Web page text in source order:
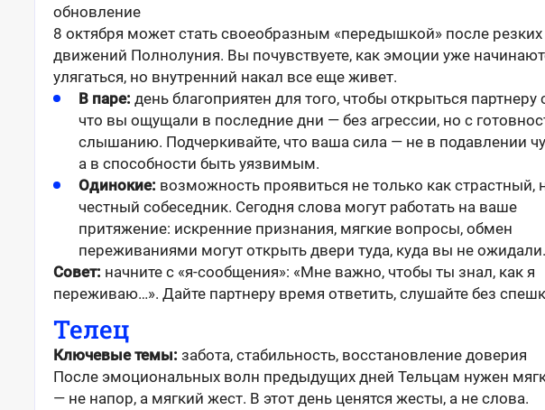
обновление
8 октября может стать своеобразным «передышкой» после резких
движений Полнолуния. Вы почувствуете, как эмоции уже
улягаться, но внутренний накал все еще живет.
В паре: день благоприятен для того, чтобы открыться партнеру
что вы ощущали в последние дни — без агрессии, но с
слышанию. Подчеркивайте, что ваша сила — не в подавлении
а в способности быть уязвимым.
Одинокие: возможность проявиться не только как страстный,
честный собеседник. Сегодня слова могут работать на ваше
притяжение: искренние признания, мягкие вопросы, обмен
переживаниями могут открыть двери туда, куда вы не ожидали.
Совет: начните с «я-сообщения»: «Мне важно, чтобы ты знал, как я
переживаю…». Дайте партнеру время ответить, слушайте без
Телец
Ключевые темы: забота, стабильность, восстановление доверия
После эмоциональных волн предыдущих дней Тельцам нужен
— не напор, а мягкий жест. В этот день ценятся жесты, а не слова.